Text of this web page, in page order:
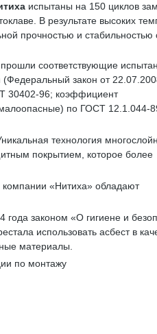
испытаны на 150 циклов
В результате высоких
прочностью и стабильностью
соответствующие
(Федеральный закон от
30402-96; коэффициент
по ГОСТ 12.1.044-
технология
покрытием, которое более
«Нитиха» обладают
года законом «О гигиене и
использовать асбест в
материалы.
по монтажу